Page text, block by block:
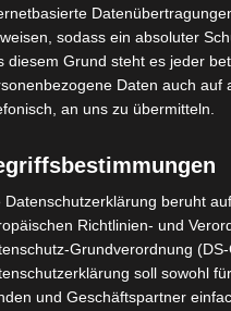
Es wurden
sodass ein absoluter
diesem Grund steht es jeder
Daten auch auf
an uns zu übermitteln.
Datenschutzerklärung beruht
Richtlinien- und
Grundverordnung
soll sowohl
und Geschäftspartner